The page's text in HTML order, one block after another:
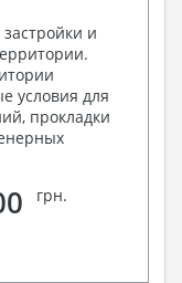
фундаментов
Узлы
и
условия для
прокладки
грн.